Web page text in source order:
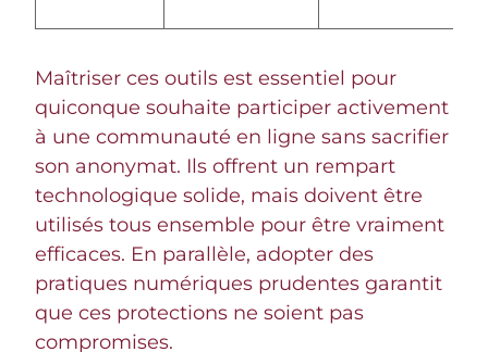
Maîtriser ces outils est essentiel pour
quiconque souhaite participer activement
à une communauté en ligne sans sacrifier
son anonymat. Ils offrent un rempart
technologique solide, mais doivent être
utilisés tous ensemble pour être vraiment
efficaces. En parallèle, adopter des
pratiques numériques prudentes garantit
que ces protections ne soient pas
compromises.